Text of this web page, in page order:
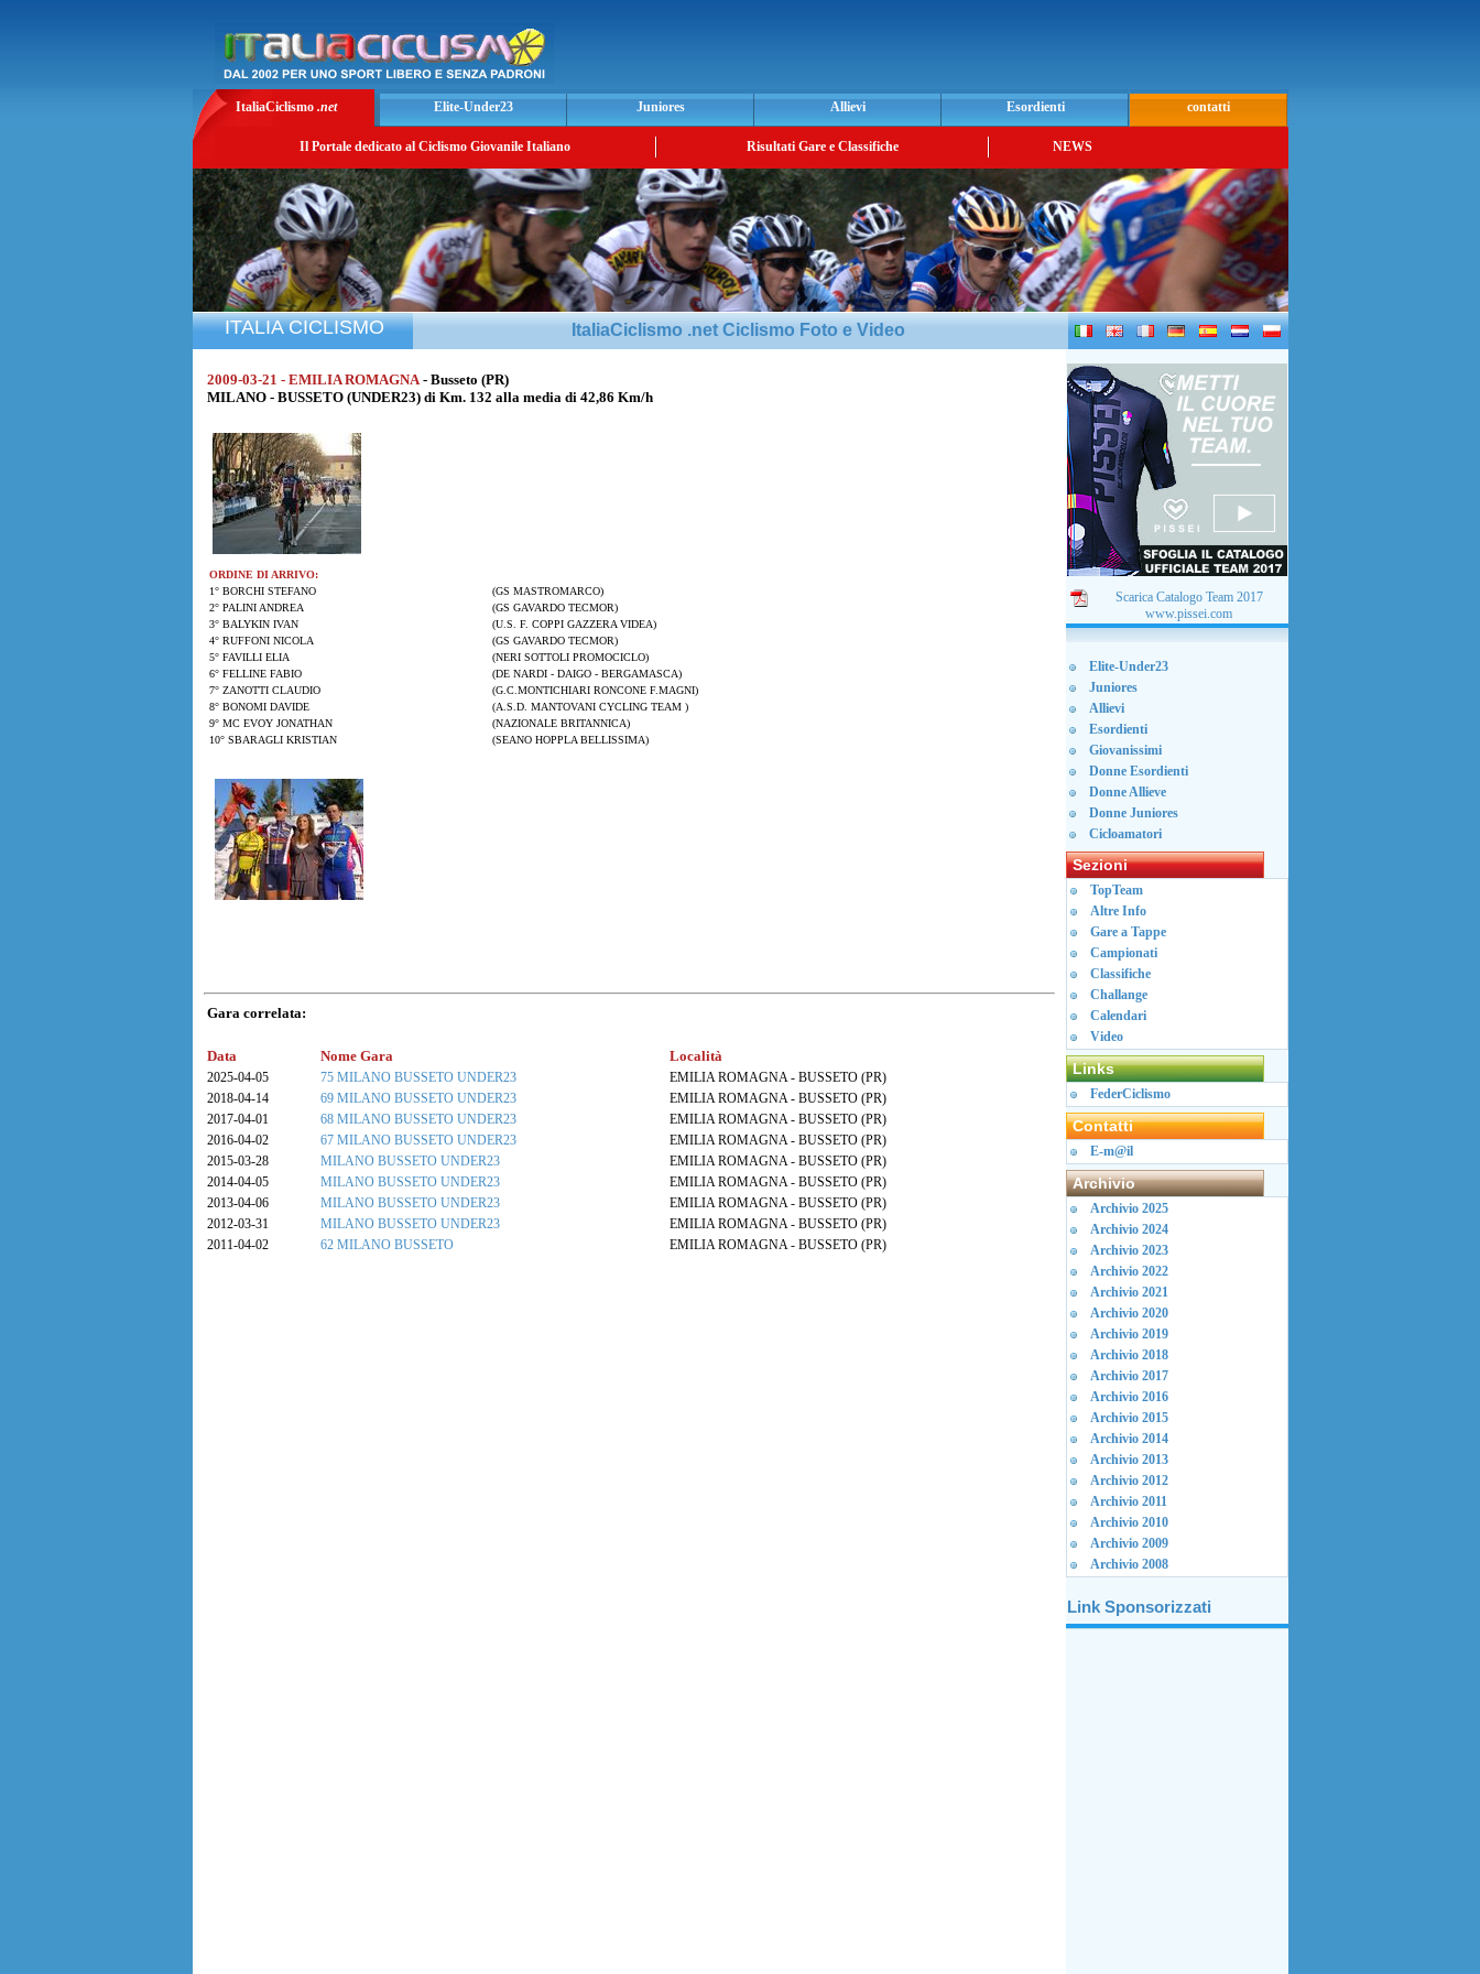
ItaliaCiclismo .net Elite-Under23 Juniores Allievi Esordienti contatti
Il Portale dedicato al Ciclismo Giovanile Italiano Risultati Gare e Classifiche NEWS
ITALIA CICLISMO ItaliaCiclismo .net Ciclismo Foto e Video
2009-03-21 - EMILIA ROMAGNA - Busseto (PR)
MILANO - BUSSETO (UNDER23) di Km. 132 alla media di 42,86 Km/h
ORDINE DI ARRIVO:
1° BORCHI STEFANO
(GS MASTROMARCO)
2° PALINI ANDREA
(GS GAVARDO TECMOR)
3° BALYKIN IVAN
(U.S. F. COPPI GAZZERA VIDEA)
4° RUFFONI NICOLA
(GS GAVARDO TECMOR)
5° FAVILLI ELIA
(NERI SOTTOLI PROMOCICLO)
6° FELLINE FABIO
(DE NARDI - DAIGO - BERGAMASCA)
7° ZANOTTI CLAUDIO
(G.C.MONTICHIARI RONCONE F.MAGNI)
8° BONOMI DAVIDE
(A.S.D. MANTOVANI CYCLING TEAM )
9° MC EVOY JONATHAN
(NAZIONALE BRITANNICA)
10° SBARAGLI KRISTIAN
(SEANO HOPPLA BELLISSIMA)
Gara correlata:
Data Nome Gara Località
2025-04-05 75 MILANO BUSSETO UNDER23
EMILIA ROMAGNA - BUSSETO (PR)
2018-04-14
69 MILANO BUSSETO UNDER23
EMILIA ROMAGNA - BUSSETO (PR)
2017-04-01
68 MILANO BUSSETO UNDER23
EMILIA ROMAGNA - BUSSETO (PR)
2016-04-02
67 MILANO BUSSETO UNDER23
EMILIA ROMAGNA - BUSSETO (PR)
2015-03-28
MILANO BUSSETO UNDER23
EMILIA ROMAGNA - BUSSETO (PR)
2014-04-05
MILANO BUSSETO UNDER23
EMILIA ROMAGNA - BUSSETO (PR)
2013-04-06
MILANO BUSSETO UNDER23
EMILIA ROMAGNA - BUSSETO (PR)
2012-03-31
MILANO BUSSETO UNDER23
EMILIA ROMAGNA - BUSSETO (PR)
2011-04-02
62 MILANO BUSSETO EMILIA ROMAGNA - BUSSETO (PR)
Scarica Catalogo Team 2017
www.pissei.com
Elite-Under23
Juniores
Allievi
Esordienti
Giovanissimi
Donne Esordienti
Donne Allieve
Donne Juniores
Cicloamatori
Sezioni
TopTeam
Altre Info
Gare a Tappe
Campionati
Classifiche
Challange
Calendari
Video
Links
FederCiclismo
Contatti
E-m@il
Archivio
Archivio 2025
Archivio 2024
Archivio 2023
Archivio 2022
Archivio 2021
Archivio 2020
Archivio 2019
Archivio 2018
Archivio 2017
Archivio 2016
Archivio 2015
Archivio 2014
Archivio 2013
Archivio 2012
Archivio 2011
Archivio 2010
Archivio 2009
Archivio 2008
Link Sponsorizzati